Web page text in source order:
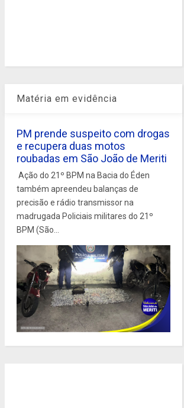
Matéria em evidência
PM prende suspeito com drogas
e recupera duas motos
roubadas em São João de Meriti
Ação do 21º BPM na Bacia do Éden
também apreendeu balanças de
precisão e rádio transmissor na
madrugada Policiais militares do 21º
BPM (São...